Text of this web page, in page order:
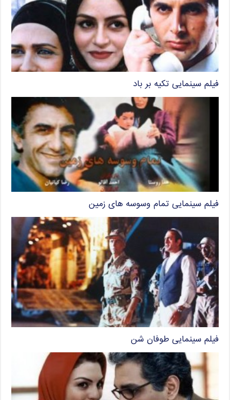
فیلم سینمایی تکیه بر باد
فیلم سینمایی تمام وسوسه های زمین
فیلم سینمایی طوفان شن